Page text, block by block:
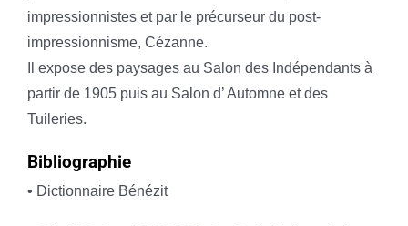
impressionnistes et par le précurseur du post-
impressionnisme, Cézanne.
Il expose des paysages au Salon des Indépendants à
partir de 1905 puis au Salon d’ Automne et des
Tuileries.
Bibliographie
• Dictionnaire Bénézit